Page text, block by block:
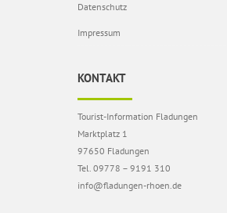
Datenschutz
Impressum
KONTAKT
Tourist-Information Fladungen
Marktplatz 1
97650 Fladungen
Tel. 09778 – 9191 310
info@fladungen-rhoen.de